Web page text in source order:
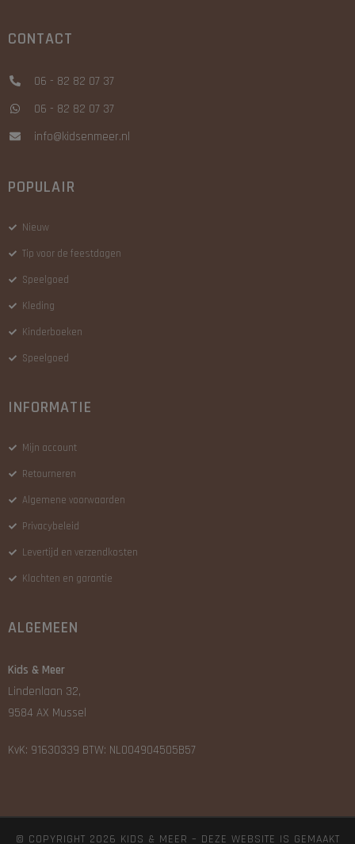
CONTACT
06 - 82 82 07 37
06 - 82 82 07 37
info@kidsenmeer.nl
POPULAIR
Nieuw
Tip voor de feestdagen
Speelgoed
Kleding
Kinderboeken
Speelgoed
INFORMATIE
Mijn account
Retourneren
Algemene voorwaarden
Privacybeleid
Levertijd en verzendkosten
Klachten en garantie
ALGEMEEN
Kids & Meer
Lindenlaan 32,
9584 AX Mussel
KvK: 91630339 BTW: NL004904505B57
© COPYRIGHT 2026 KIDS & MEER – DEZE WEBSITE IS GEMAAKT